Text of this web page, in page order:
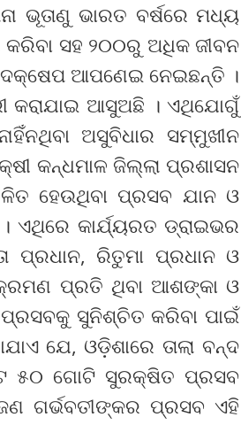
ଭୂତାଣୁ ଭାରତ ବର୍ଷରେ ମଧ୍ୟ
ସହ ୨୦୦ରୁ ଅଧିକ ଜୀବନ
ଆପଣେଇ ନେଇଛନ୍ତି ।
କରାଯାଇ ଆସୁଅଛି । ଏଥିଯୋଗୁଁ
ଅସୁବିଧାର ସମ୍ମୁଖୀନ
କନ୍ଧମାଳ ଜିଲ୍ଲା ପ୍ରଶାସନ
ହେଉଥିବା ପ୍ରସବ ଯାନ ଓ
ଏଥିରେ କାର୍ଯ୍ୟରତ ଡ୍ରାଇଭର
ପ୍ରଧାନ, ରିତୁମା ପ୍ରଧାନ ଓ
ପ୍ରତି ଥିବା ଆଶଙ୍କା ଓ
ସୁନିଶ୍ଚିତ କରିବା ପାଇଁ
ଯେ, ଓଡ଼ିଶାରେ ତାଲା ବନ୍ଦ
୫୦ ଗୋଟି ସୁରକ୍ଷିତ ପ୍ରସବ
ଗର୍ଭବତୀଙ୍କର ପ୍ରସବ ଏହି